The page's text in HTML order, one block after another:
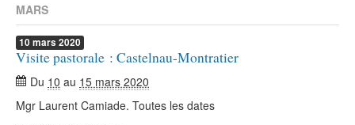
MARS
10 mars 2020
Visite pastorale : Castelnau-Montratier
Du 10 au 15 mars 2020
Mgr Laurent Camiade. Toutes les dates